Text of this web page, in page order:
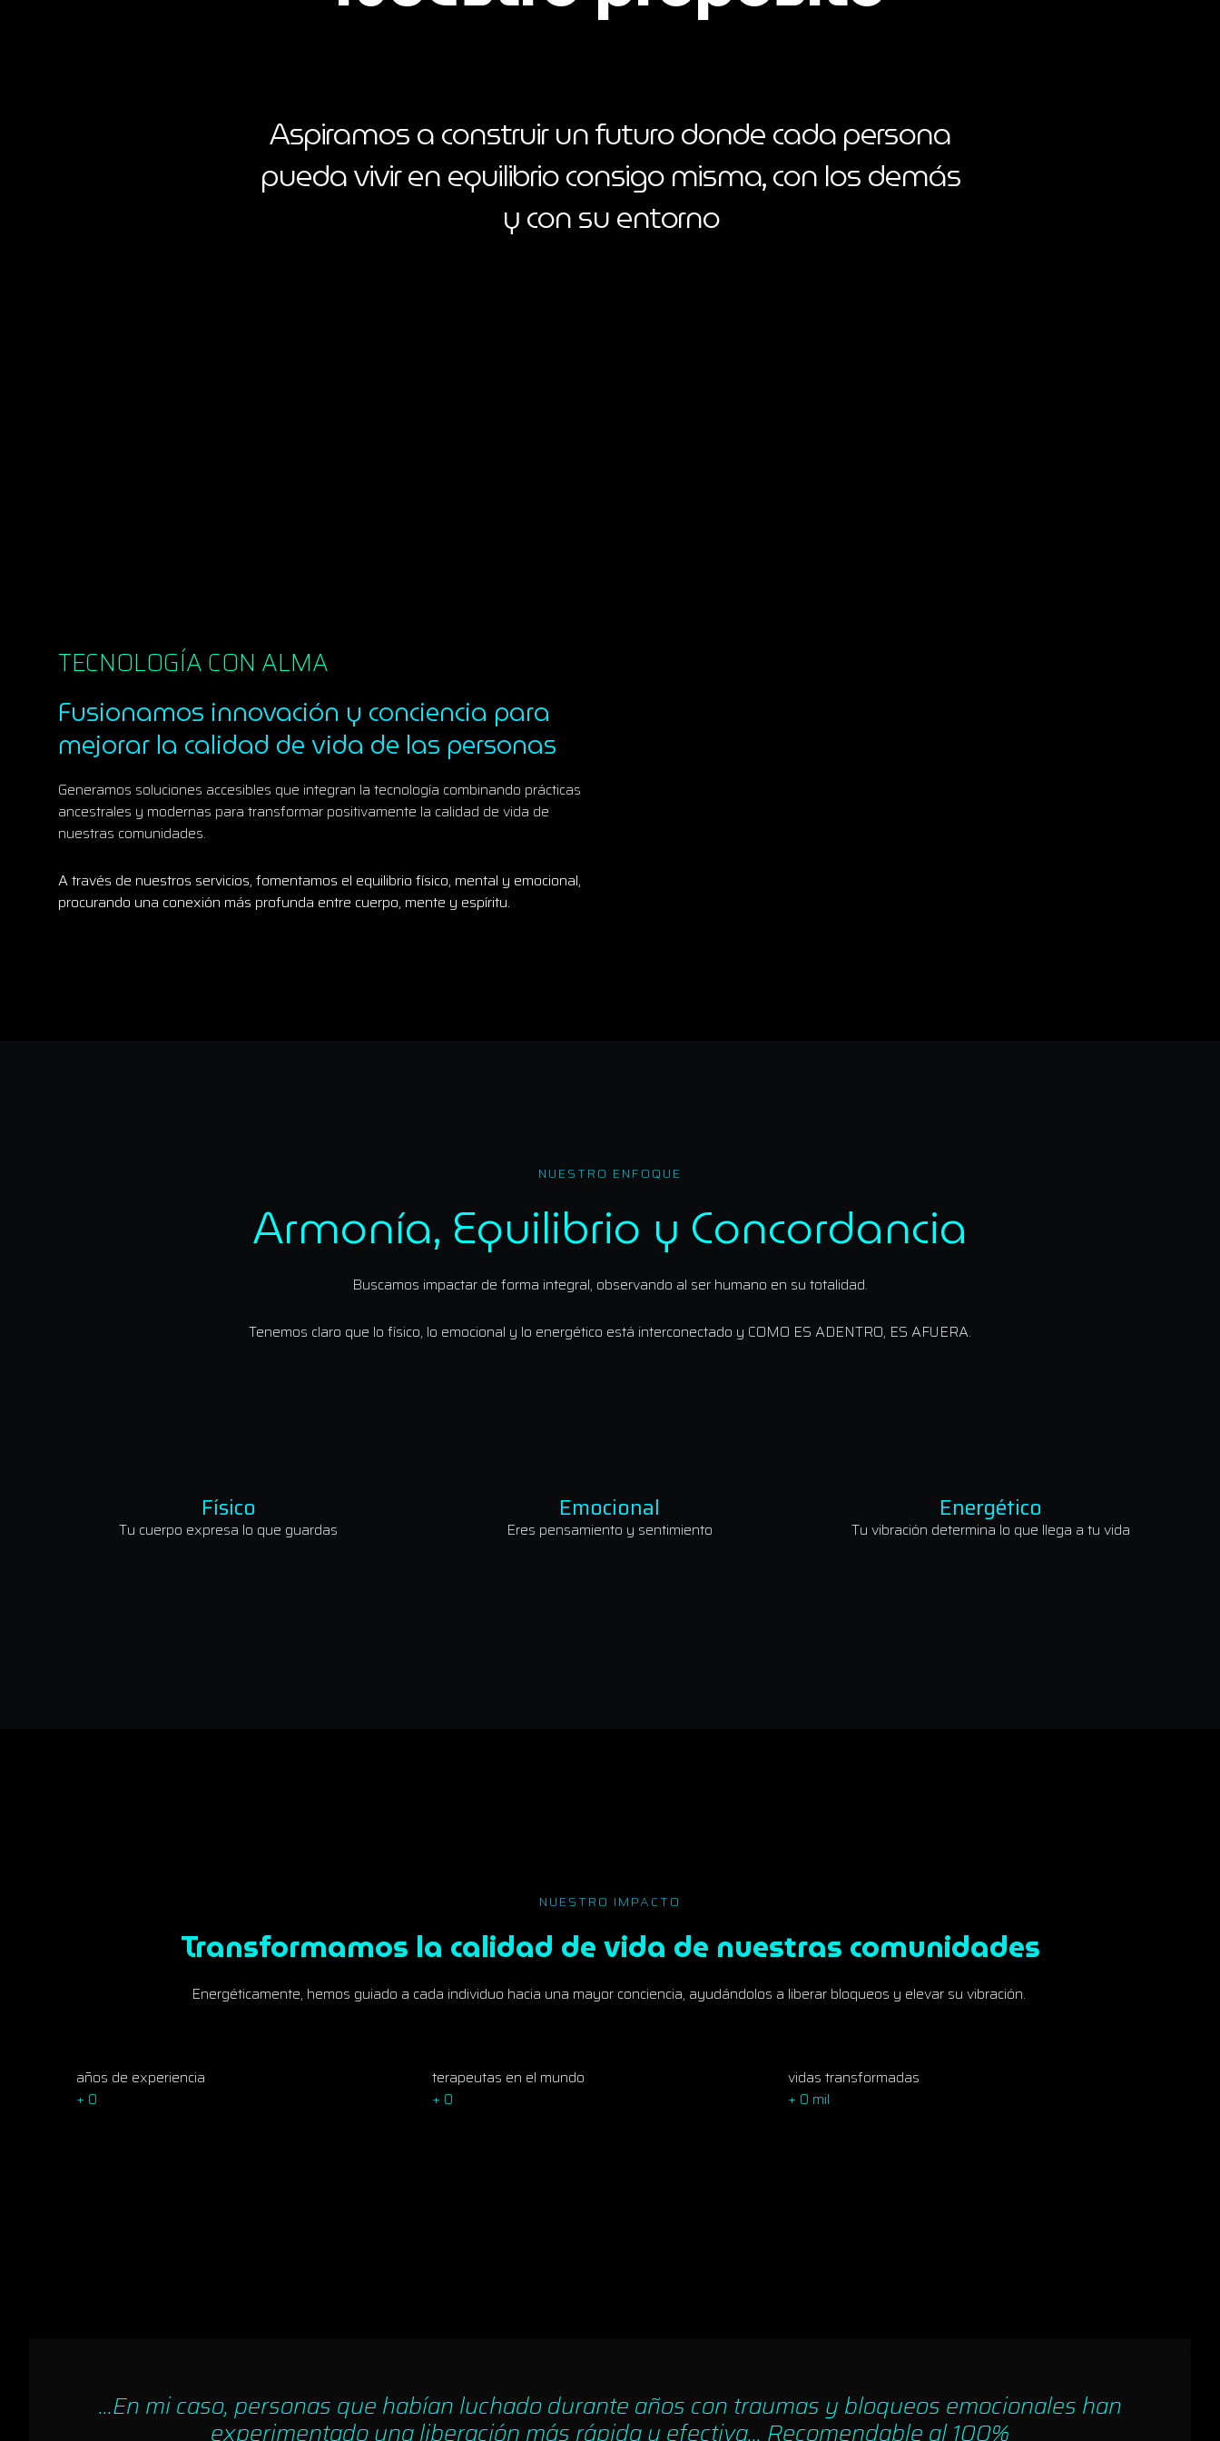
Aspiramos a construir un futuro donde cada persona
pueda vivir en equilibrio consigo misma, con los demás
y con su entorno
TECNOLOGÍA CON ALMA
Fusionamos innovación y conciencia para
mejorar la calidad de vida de las personas
Generamos soluciones accesibles que integran la tecnología combinando prácticas
ancestrales y modernas para transformar positivamente la calidad de vida de
nuestras comunidades.
A través de nuestros servicios, fomentamos el equilibrio físico, mental y emocional,
procurando una conexión más profunda entre cuerpo, mente y espíritu.
NUESTRO ENFOQUE
Armonía, Equilibrio y Concordancia
Buscamos impactar de forma integral, observando al ser humano en su totalidad.
Tenemos claro que lo físico, lo emocional y lo energético está interconectado y COMO ES ADENTRO, ES AFUERA.
Físico
Tu cuerpo expresa lo que guardas
Emocional
Eres pensamiento y sentimiento
Energético
Tu vibración determina lo que llega a tu vida
NUESTRO IMPACTO
Transformamos la calidad de vida de nuestras comunidades
Energéticamente, hemos guiado a cada individuo hacia una mayor conciencia, ayudándolos a liberar bloqueos y elevar su vibración.
años de experiencia
+ 0
terapeutas en el mundo
+ 0
vidas transformadas
+ 0 mil
...En mi caso, personas que habían luchado durante años con traumas y bloqueos emocionales han
experimentado una liberación más rápida y efectiva... Recomendable al 100%